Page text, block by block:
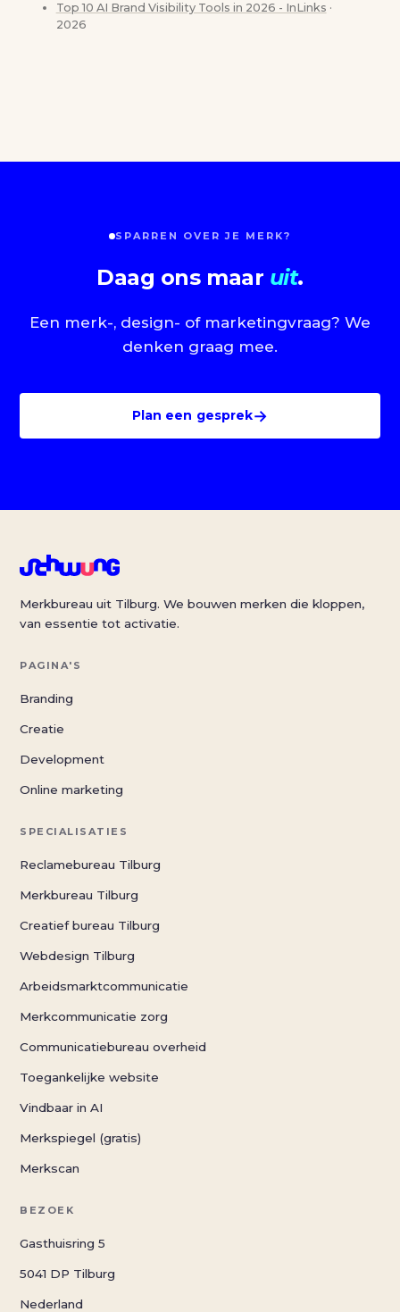
Top 10 AI Brand Visibility Tools in 2026 - InLinks ·
2026
SPARREN OVER JE MERK?
Daag ons maar uit.
Een merk-, design- of marketingvraag? We
denken graag mee.
Plan een gesprek→
Merkbureau uit Tilburg. We bouwen merken die kloppen,
van essentie tot activatie.
PAGINA'S
Branding
Creatie
Development
Online marketing
SPECIALISATIES
Reclamebureau Tilburg
Merkbureau Tilburg
Creatief bureau Tilburg
Webdesign Tilburg
Arbeidsmarktcommunicatie
Merkcommunicatie zorg
Communicatiebureau overheid
Toegankelijke website
Vindbaar in AI
Merkspiegel (gratis)
Merkscan
BEZOEK
Gasthuisring 5
5041 DP Tilburg
Nederland